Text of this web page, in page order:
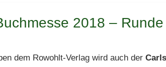
2018 –
dem Rowohlt-Verlag wird auch der